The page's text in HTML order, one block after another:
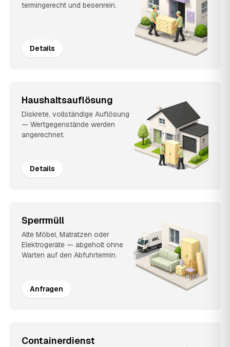
termingerecht und besenrein.
Details
Haushaltsauflösung
Diskrete, vollständige Auflösung
— Wertgegenstände werden
angerechnet.
Details
Sperrmüll
Alte Möbel, Matratzen oder
Elektrogeräte — abgeholt ohne
Warten auf den Abfuhrtermin.
Anfragen
Containerdienst